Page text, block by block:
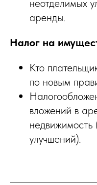
неотделимых
аренды.
Налог на
Кто
по новым
вложений в
недвижимость
улучшений).